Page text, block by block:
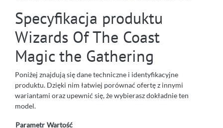
Specyfikacja produktu
Wizards Of The Coast
Magic the Gathering
Poniżej znajdują się dane techniczne i identyfikacyjne
produktu. Dzięki nim łatwiej porównać ofertę z innymi
wariantami oraz upewnić się, że wybierasz dokładnie ten
model.
Parametr Wartość